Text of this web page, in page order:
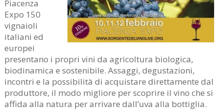
Piacenza
Expo 150
vignaioli
italiani ed
europei
presentano i propri vini da agricoltura biologica,
biodinamica e sostenibile. Assaggi, degustazioni,
incontri e la possibilità di acquistare direttamente dal
produttore, il modo migliore per scoprire il vino che si
affida alla natura per arrivare dall’uva alla bottiglia.